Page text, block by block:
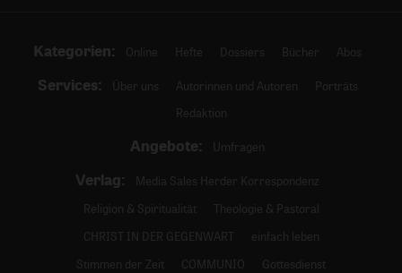
Kategorien: Online Hefte Dossiers Bücher Abos
Services: Über uns Autorinnen und Autoren
Porträts
Redaktion
Angebote: Umfragen
Verlag:
Media Sales Herder Korrespondenz
Religion & Spiritualität
Theologie & Pastoral
CHRIST IN DER GEGENWART
einfach leben
Stimmen der Zeit
COMMUNIO
Gottesdienst